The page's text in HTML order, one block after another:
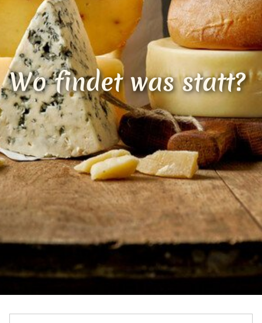
Wo findet was statt?
Loading...